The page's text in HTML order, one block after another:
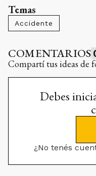
Temas
Accidente
COMENTARIOS
Compartí tus ideas de
Debes
¿No tenés